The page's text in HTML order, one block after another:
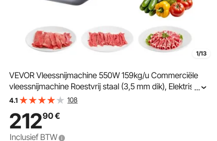
1/13
VEVOR Vleessnijmachine 550W 159kg/u Commerciële
vleessnijmachine Roestvrij staal (3,5 mm dik), Elektrische
voedselsnijmachine voor restaurants en supermarkten
...
4.1 108
21290€
Inclusief BTW